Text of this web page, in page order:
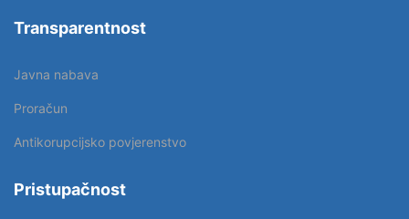
Transparentnost
Javna nabava
Proračun
Antikorupcijsko povjerenstvo
Pristupačnost